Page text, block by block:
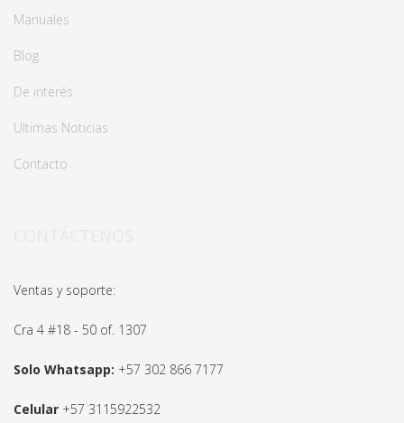
Manuales
Blog
De interés
Ultimas Noticias
Contacto
Ventas y soporte:
Cra 4 #18 - 50 of. 1307
Solo Whatsapp: +57 302 866 7177
Celular +57 3115922532